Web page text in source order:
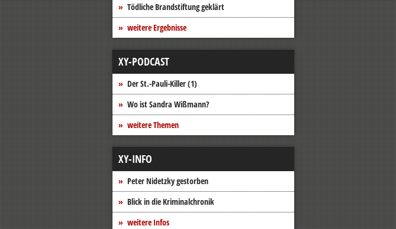
Tödliche Brandstiftung geklärt
weitere Ergebnisse
XY-PODCAST
Der St.-Pauli-Killer (1)
Wo ist Sandra Wißmann?
weitere Themen
XY-INFO
Peter Nidetzky gestorben
Blick in die Kriminalchronik
weitere Infos